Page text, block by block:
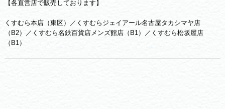
【各直営店で販売しております】
くすむら本店（東区）／くすむらジェイアール名古屋タカシマヤ店
（B2）／くすむら名鉄百貨店メンズ館店（B1）／くすむら松坂屋店
（B1）